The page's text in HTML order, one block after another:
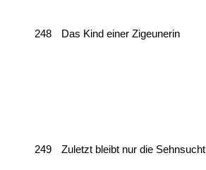
248 Das Kind einer Zigeunerin
249 Zuletzt bleibt nur die Sehnsucht